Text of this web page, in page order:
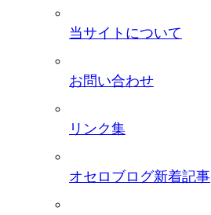
当サイトについて
お問い合わせ
リンク集
オセロブログ新着記事